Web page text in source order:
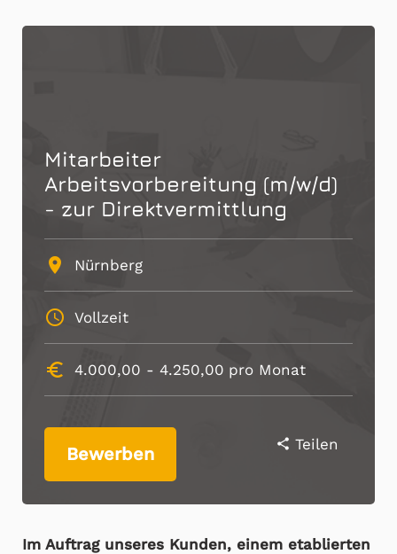
Mitarbeiter
Arbeitsvorbereitung (m/w/d)
- zur Direktvermittlung
place Nürnberg
schedule Vollzeit
euro_symbol 4.000,00 - 4.250,00 pro Monat
share Teilen
Bewerben
Im Auftrag unseres Kunden, einem etablierten